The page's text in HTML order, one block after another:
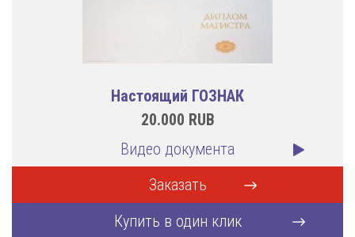
Настоящий ГОЗНАК
20.000 RUB
Видео документа
Заказать
Купить в один клик